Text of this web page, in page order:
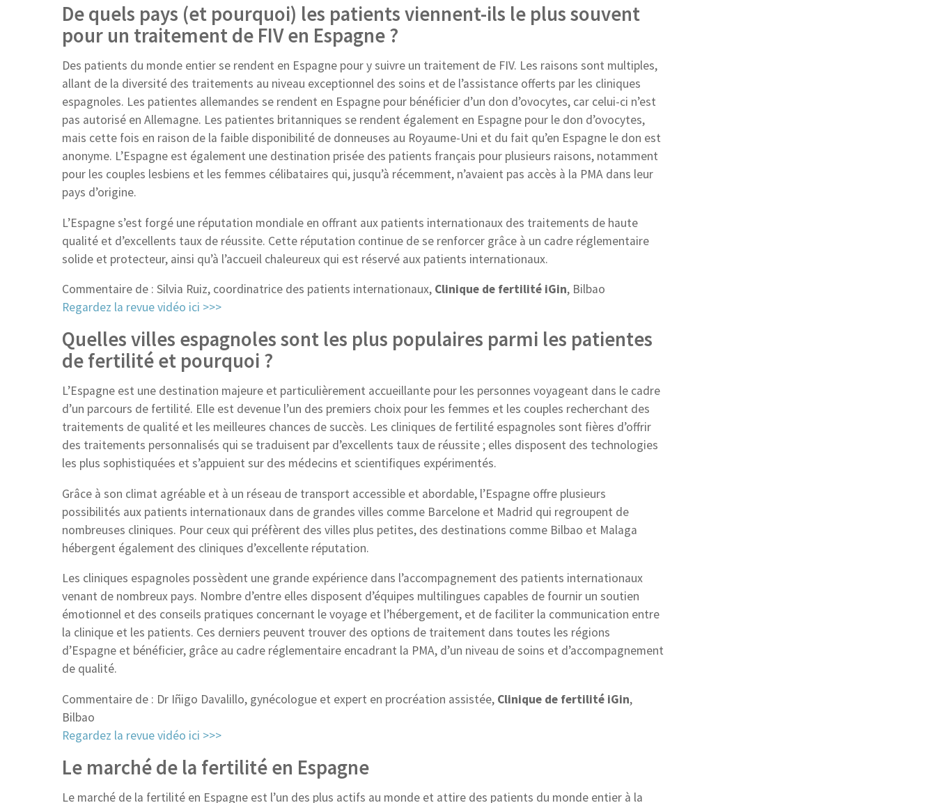
De quels pays (et pourquoi) les patients viennent-ils le plus souvent
pour un traitement de FIV en Espagne ?
Des patients du monde entier se rendent en Espagne pour y suivre un traitement de FIV. Les raisons sont multiples,
allant de la diversité des traitements au niveau exceptionnel des soins et de l’assistance offerts par les cliniques
espagnoles. Les patientes allemandes se rendent en Espagne pour bénéficier d’un don d’ovocytes, car celui-ci n’est
pas autorisé en Allemagne. Les patientes britanniques se rendent également en Espagne pour le don d’ovocytes,
mais cette fois en raison de la faible disponibilité de donneuses au Royaume-Uni et du fait qu’en Espagne le don est
anonyme. L’Espagne est également une destination prisée des patients français pour plusieurs raisons, notamment
pour les couples lesbiens et les femmes célibataires qui, jusqu’à récemment, n’avaient pas accès à la PMA dans leur
pays d’origine.
L’Espagne s’est forgé une réputation mondiale en offrant aux patients internationaux des traitements de haute
qualité et d’excellents taux de réussite. Cette réputation continue de se renforcer grâce à un cadre réglementaire
solide et protecteur, ainsi qu’à l’accueil chaleureux qui est réservé aux patients internationaux.
Commentaire de : Silvia Ruiz, coordinatrice des patients internationaux, Clinique de fertilité iGin, Bilbao
Regardez la revue vidéo ici >>>
Quelles villes espagnoles sont les plus populaires parmi les patientes
de fertilité et pourquoi ?
L’Espagne est une destination majeure et particulièrement accueillante pour les personnes voyageant dans le cadre
d’un parcours de fertilité. Elle est devenue l’un des premiers choix pour les femmes et les couples recherchant des
traitements de qualité et les meilleures chances de succès. Les cliniques de fertilité espagnoles sont fières d’offrir
des traitements personnalisés qui se traduisent par d’excellents taux de réussite ; elles disposent des technologies
les plus sophistiquées et s’appuient sur des médecins et scientifiques expérimentés.
Grâce à son climat agréable et à un réseau de transport accessible et abordable, l’Espagne offre plusieurs
possibilités aux patients internationaux dans de grandes villes comme Barcelone et Madrid qui regroupent de
nombreuses cliniques. Pour ceux qui préfèrent des villes plus petites, des destinations comme Bilbao et Malaga
hébergent également des cliniques d’excellente réputation.
Les cliniques espagnoles possèdent une grande expérience dans l’accompagnement des patients internationaux
venant de nombreux pays. Nombre d’entre elles disposent d’équipes multilingues capables de fournir un soutien
émotionnel et des conseils pratiques concernant le voyage et l’hébergement, et de faciliter la communication entre
la clinique et les patients. Ces derniers peuvent trouver des options de traitement dans toutes les régions
d’Espagne et bénéficier, grâce au cadre réglementaire encadrant la PMA, d’un niveau de soins et d’accompagnement
de qualité.
Commentaire de : Dr Iñigo Davalillo, gynécologue et expert en procréation assistée, Clinique de fertilité iGin,
Bilbao
Regardez la revue vidéo ici >>>
Le marché de la fertilité en Espagne
Le marché de la fertilité en Espagne est l’un des plus actifs au monde et attire des patients du monde entier à la